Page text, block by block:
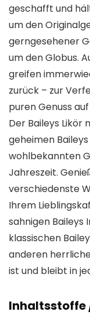
geschafft und
um den
gerngesehener
um den Globus.
greifen
zurück – zur
puren Genuss auf
Der Baileys Likör
geheimen
wohlbekannten
Jahreszeit.
verschiedenste
Ihrem
sahnigen Baileys
klassischen
anderen
ist und bleibt in
Inhaltsstoffe